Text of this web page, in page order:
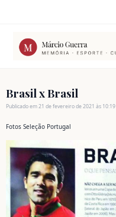
conteúdo
Brasil x Brasil
Publicado em 21 de fevereiro de 2021 às 10:19
Fotos Seleção Portugal